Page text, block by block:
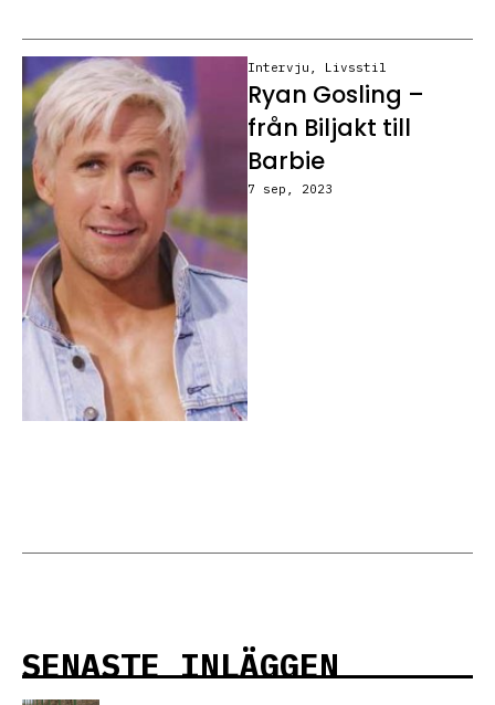
Intervju , Livsstil
Ryan Gosling –
från Biljakt till
Barbie
7 sep, 2023
SENASTE INLÄGGEN